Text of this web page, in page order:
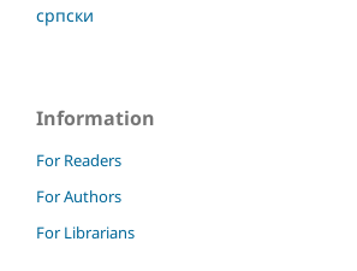
српски
Information
For Readers
For Authors
For Librarians